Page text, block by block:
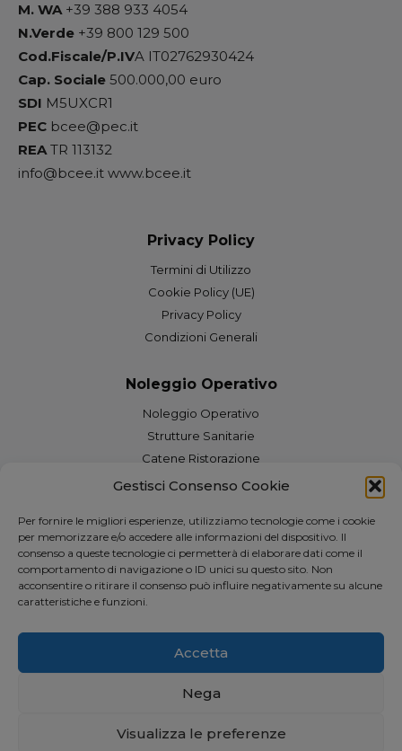
Gestisci Consenso Cookie
Per fornire le migliori esperienze, utilizziamo tecnologie come i cookie
per memorizzare e/o accedere alle informazioni del dispositivo. Il
consenso a queste tecnologie ci permetterà di elaborare dati come il
comportamento di navigazione o ID unici su questo sito. Non
acconsentire o ritirare il consenso può influire negativamente su alcune
caratteristiche e funzioni.
Accetta
Nega
Visualizza le preferenze
M. WA+39 388 933 4054
N.Verde +39 800 129 500
Cod.Fiscale/P.IVA IT02762930424
Cap. Sociale 500.000,00 euro
SDI M5UXCR1
PEC bcee@pec.it
REATR 113132
info@bcee.it www.bcee.it
Privacy Policy
Termini di Utilizzo
Cookie Policy (UE)
Privacy Policy
Condizioni Generali
Noleggio Operativo
Noleggio Operativo
Strutture Sanitarie
Catene Ristorazione
Grandi Hotel
Franchising
Negozi e centri commerciali
Edilizia
Efficientamento Energetico